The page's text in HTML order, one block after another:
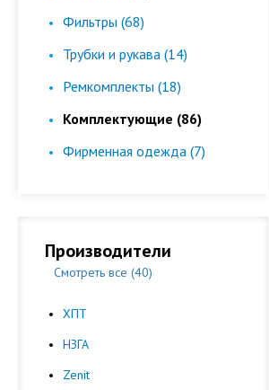
Фильтры (68)
Трубки и рукава (14)
Ремкомплекты (18)
Комплектующие (86)
Фирменная одежда (7)
Производители
Смотреть все (40)
ХПТ
НЗГА
Zenit